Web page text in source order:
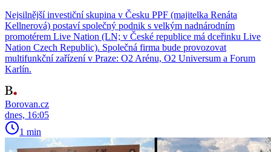
Nejsilnější investiční skupina v Česku PPF (majitelka Renáta
Kellnerová) postaví společný podnik s velkým nadnárodním
promotérem Live Nation (LN; v České republice má dceřinku Live
Nation Czech Republic). Společná firma bude provozovat
multifunkční zařízení v Praze: O2 Arénu, O2 Universum a Forum
Karlín.
Borovan.cz
dnes, 16:05
1 min